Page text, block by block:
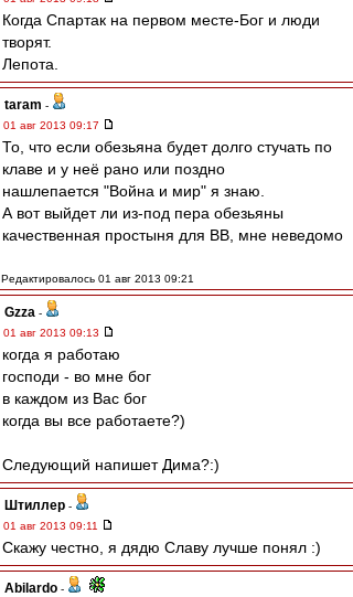
Когда Спартак на первом месте-Бог и люди
творят.
Лепота.
taram -
01 авг 2013 09:17
То, что если обезьяна будет долго стучать по
клаве и у неё рано или поздно
нашлепается "Война и мир" я знаю.
А вот выйдет ли из-под пера обезьяны
качественная простыня для ВВ, мне неведомо
Редактировалось 01 авг 2013 09:21
Gzza -
01 авг 2013 09:13
когда я работаю
господи - во мне бог
в каждом из Вас бог
когда вы все работаете?)
Следующий напишет Дима?:)
Штиллер -
01 авг 2013 09:11
Скажу честно, я дядю Славу лучше понял :)
Abilardo -